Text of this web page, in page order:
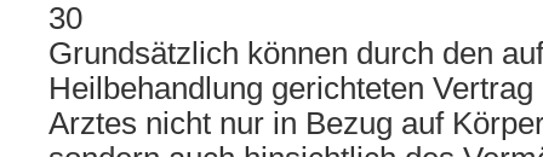
30
Grundsätzlich können durch den
Heilbehandlung gerichteten
Arztes nicht nur in Bezug auf